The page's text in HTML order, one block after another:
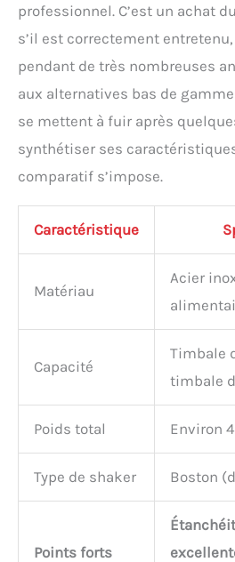
professionnel. C’est un achat
s’il est correctement
pendant de très nombreuses
aux alternatives bas de
se mettent à fuir après
synthétiser ses
comparatif s’impose.
Caractéristique
Matériau
Acier
Capacité
Timbale
timbale
Poids total Environ
Type de shaker Boston
Points forts